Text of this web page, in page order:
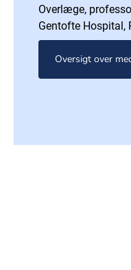
Overlæge,
Gentofte Hospital,
Oversigt over